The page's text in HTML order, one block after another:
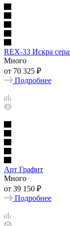
REX-33 Искра
Много
от 70 325 ₽
Подробнее
Арт Графит
Много
от 39 150 ₽
Подробнее